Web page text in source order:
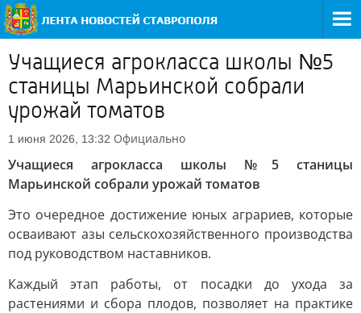
Учащиеся агрокласса школы №5
станицы Марьинской собрали
урожай томатов
1 июня 2026, 13:32 Официально
Учащиеся агрокласса школы №5 станицы
Марьинской собрали урожай томатов
Это очередное достижение юных аграриев, которые
осваивают азы сельскохозяйственного производства
под руководством наставников.
Каждый этап работы, от посадки до ухода за
растениями и сбора плодов, позволяет на практике